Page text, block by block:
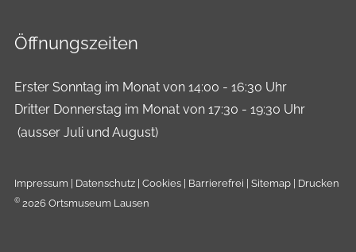
Öffnungszeiten
Erster Sonntag im Monat von 14:00 - 16:30 Uhr
Dritter Donnerstag im Monat von 17:30 - 19:30 Uhr
(ausser Juli und August)
© 2026 Ortsmuseum Lausen
Impressum Datenschutz Cookies Barrierefrei Sitemap Drucken